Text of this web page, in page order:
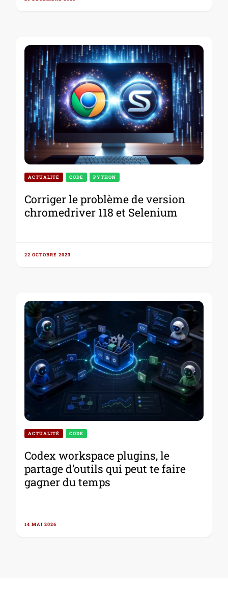
ACTUALITÉ CODE PYTHON
Corriger le problème de version
chromedriver 118 et Selenium
22 OCTOBRE 2023
ACTUALITÉ CODE
Codex workspace plugins, le
partage d’outils qui peut te faire
gagner du temps
14 MAI 2026